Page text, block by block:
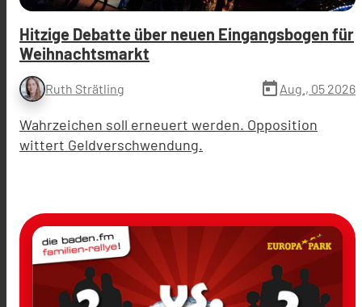
Hitzige Debatte über neuen Eingangsbogen für
Weihnachtsmarkt
Ruth Strätling today Aug., 05 2026
Wahrzeichen soll erneuert werden. Opposition
wittert Geldverschwendung.